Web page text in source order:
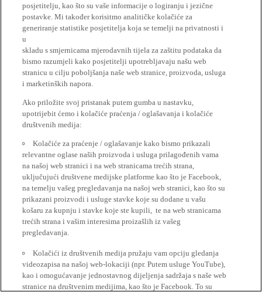
posjetitelju, kao što su vaše informacije o logiranju i jezične
postavke. Mi također korisitmo analitičke kolačiće za
generiranje statistike posjetitelja koja se temelji na privatnosti i
u
skladu s smjernicama mjerodavnih tijela za zaštitu podataka da
bismo razumjeli kako posjetitelji upotrebljavaju našu web
stranicu u cilju poboljšanja naše web stranice, proizvoda, usluga
i marketinških napora.
Ako priložite svoj pristanak putem gumba u nastavku,
upotrijebit ćemo i kolačiće praćenja / oglašavanja i kolačiće
društvenih medija:
Kolačiće za praćenje / oglašavanje kako bismo prikazali
relevantne oglase naših proizvoda i usluga prilagođenih vama
na našoj web stranici i na web stranicama trećih strana,
uključujući društvene medijske platforme kao što je Facebook,
na temelju vašeg pregledavanja na našoj web stranici, kao što su
prikazani proizvodi i usluge stavke koje su dodane u vašu
košaru za kupnju i stavke koje ste kupili, te na web stranicama
trećih strana i vašim interesima proizašlih iz vašeg
pregledavanja.
Kolačići iz društvenih medija pružaju vam opciju gledanja
videozapisa na našoj web-lokaciji (npr. Putem usluge YouTube),
kao i omogućavanje jednostavnog dijeljenja sadržaja s naše web
stranice na društvenim medijima, kao što je Facebook. To su